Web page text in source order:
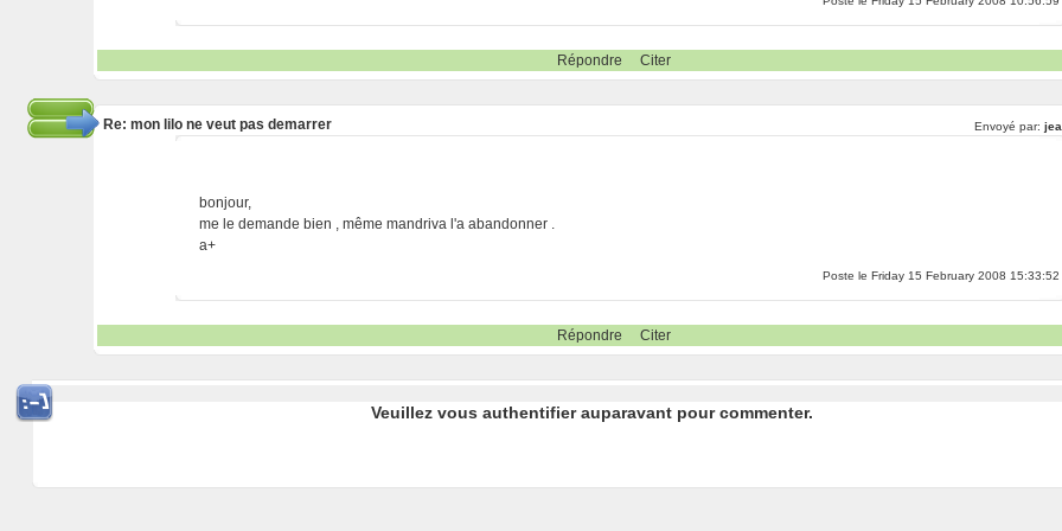
Répondre Citer
Re: mon lilo ne veut pas demarrer Envoyé par:
bonjour,
me le demande bien , même mandriva l'a abandonner .
a+
Poste le Friday 15 February 2008 15:33:52
Répondre Citer
Veuillez vous authentifier auparavant pour commenter.